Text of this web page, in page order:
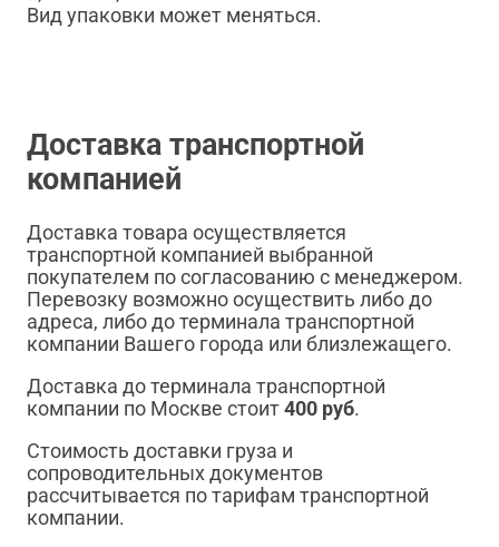
Вид упаковки может меняться.
Доставка транспортной
компанией
Доставка товара осуществляется
транспортной компанией выбранной
покупателем по согласованию с менеджером.
Перевозку возможно осуществить либо до
адреса, либо до терминала транспортной
компании Вашего города или близлежащего.
Доставка до терминала транспортной
компании по Москве стоит400 руб.
Стоимость доставки груза и
сопроводительных документов
рассчитывается по тарифам транспортной
компании.